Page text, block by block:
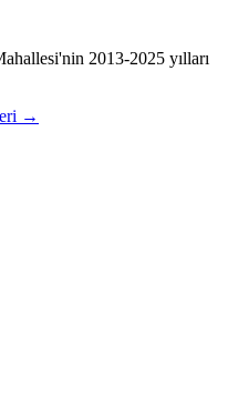
2013-2025 yılları
→